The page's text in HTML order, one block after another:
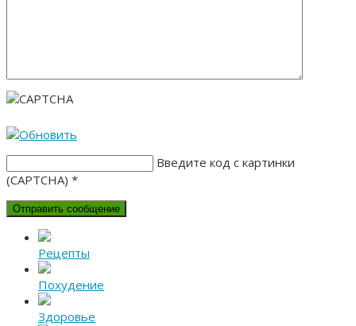
Введите код с картинки
(CAPTCHA) *
Рецепты
Похудение
Здоровье